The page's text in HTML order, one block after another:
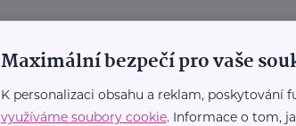
Maximální bezpečí pro vaše
K personalizaci obsahu a reklam, poskytování
využíváme soubory cookie. Informace o tom,